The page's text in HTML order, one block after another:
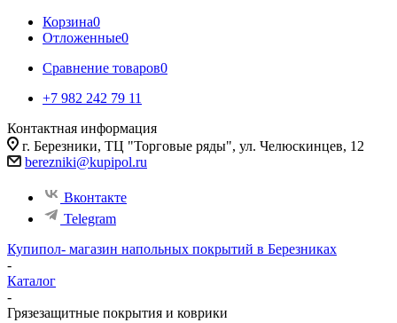
Корзина0
Отложенные0
Сравнение товаров0
+7 982 242 79 11
Контактная информация
г. Березники, ТЦ "Торговые ряды", ул. Челюскинцев, 12
berezniki@kupipol.ru
Вконтакте
Telegram
Купипол- магазин напольных покрытий в Березниках
-
Каталог
-
Грязезащитные покрытия и коврики